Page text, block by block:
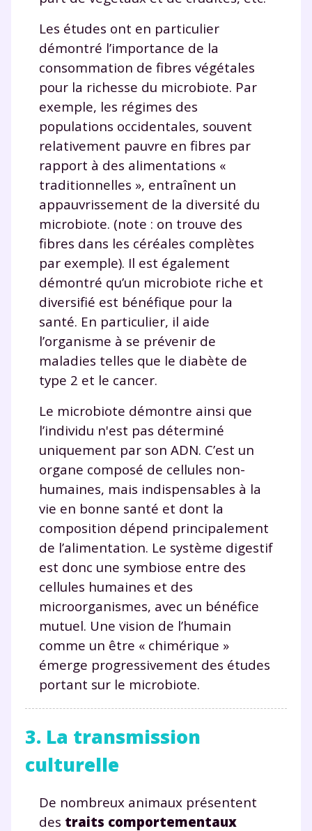
Les études ont en particulier
démontré l’importance de la
consommation de fibres végétales
pour la richesse du microbiote. Par
exemple, les régimes des
populations occidentales, souvent
relativement pauvre en fibres par
rapport à des alimentations «
traditionnelles », entraînent un
appauvrissement de la diversité du
microbiote. (note : on trouve des
fibres dans les céréales complètes
par exemple). Il est également
démontré qu’un microbiote riche et
diversifié est bénéfique pour la
santé. En particulier, il aide
l’organisme à se prévenir de
maladies telles que le diabète de
type 2 et le cancer.
Le microbiote démontre ainsi que
l’individu n'est pas déterminé
uniquement par son ADN. C’est un
organe composé de cellules non-
humaines, mais indispensables à la
vie en bonne santé et dont la
composition dépend principalement
de l’alimentation. Le système digestif
est donc une symbiose entre des
cellules humaines et des
microorganismes, avec un bénéfice
mutuel. Une vision de l’humain
comme un être « chimérique »
émerge progressivement des études
portant sur le microbiote.
3. La transmission
culturelle
De nombreux animaux présentent
des traits comportementaux
Tout le programme scolaire du CP à
la Terminale
Des profs expérimentés disponibles
à la demande par tchat, audio ou
vidéo
TESTER GRATUITEMENT
* Votre code d'accès sera envoyé à cette adresse e-mail. En
renseignant votre e-mail, vous consentez à ce que vos
données à caractère personnel soient traitées par SEJER, sous
la marque myMaxicours, afin que SEJER puisse vous donner
accès au service de soutien scolaire pendant 24h. Pour en
savoir plus sur la gestion de vos données personnelles et
pour exercer vos droits, vous pouvez consulternotre
charte
J’accepte de recevoir les actualités et des
communications de la part de
myMaxicours.
Votre adresse e-mail sera exclusivement utilisée pour
vous envoyer notre newsletter. Vous pourrez vous
désinscription présent dans chaque newsletter. Pour
en savoir plus sur la gestion de vos données
personnelles et pour exercer vos droits, vous pouvez
consulternotre charte.